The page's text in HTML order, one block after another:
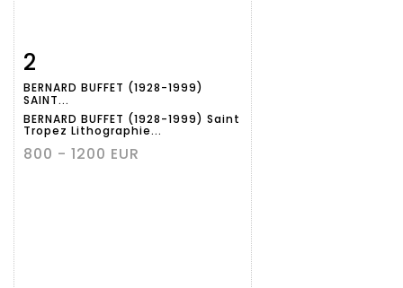
détaillée
2
BERNARD BUFFET (1928-1999)
SAINT...
BERNARD BUFFET (1928-1999) Saint
Tropez Lithographie...
800 - 1200 EUR